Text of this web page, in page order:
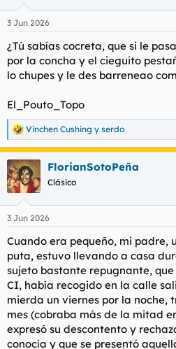
e
3 Jun 2026
¿Tú sabías cocreta, que si le
por la concha y el cieguito
lo chupes y le des barreneao
El_Pouto_Topo
R
e
a
c
c
i
e
:
Vinchen Cushing y serdo
FlorianSotoPeña
Clásico
3 Jun 2026
Cuando era pequeño, mi padre,
puta, estuvo llevando a casa
sujeto bastante repugnante,
CI, había recogido en la calle
mierda un viernes por la noche,
mes (cobraba más de la mitad
expresó su descontento y
conocía y que se presentó